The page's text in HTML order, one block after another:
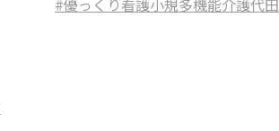
#優っくり看護小規多機能介護代田